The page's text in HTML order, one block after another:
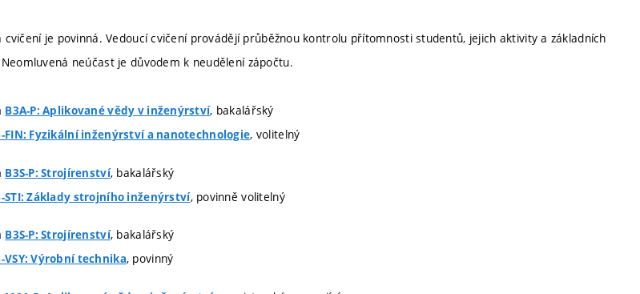
cvičení je povinná. Vedoucí cvičení provádějí průběžnou kontrolu přítomnosti studentů, jejich aktivity a základních
neúčast je důvodem k neudělení zápočtu.
B3A-P: Aplikované vědy v inženýrství, bakalářský
FIN: Fyzikální inženýrství a nanotechnologie, volitelný
B3S-P: Strojírenství, bakalářský
STI: Základy strojního inženýrství, povinně volitelný
B3S-P: Strojírenství, bakalářský
VSY: Výrobní technika, povinný